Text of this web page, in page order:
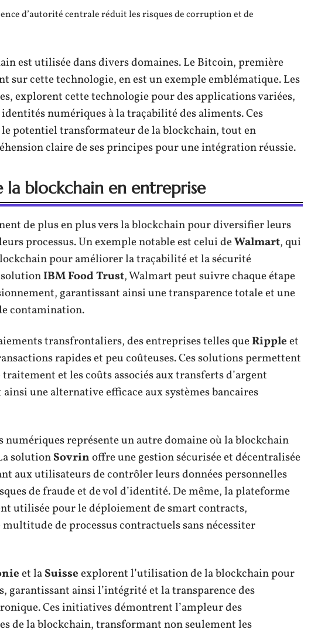
d’autorité centrale réduit les risques de corruption et de
est utilisée dans divers domaines. Le Bitcoin, première
sur cette technologie, en est un exemple emblématique. Les
explorent cette technologie pour des applications variées,
numériques à la traçabilité des aliments. Ces
potentiel transformateur de la blockchain, tout en
claire de ses principes pour une intégration réussie.
la blockchain en entreprise
de plus en plus vers la blockchain pour diversifier leurs
processus. Un exemple notable est celui deWalmart, qui
pour améliorer la traçabilité et la sécurité
IBM Food Trust, Walmart peut suivre chaque étape
garantissant ainsi une transparence totale et une
contamination.
transfrontaliers, des entreprises telles queRippleet
rapides et peu coûteuses. Ces solutions permettent
et les coûts associés aux transferts d’argent
une alternative efficace aux systèmes bancaires
numériques représente un autre domaine où la blockchain
solutionSovrinoffre une gestion sécurisée et décentralisée
aux utilisateurs de contrôler leurs données personnelles
de fraude et de vol d’identité. De même, la plateforme
utilisée pour le déploiement de smart contracts,
de processus contractuels sans nécessiter
et laSuisseexplorent l’utilisation de la blockchain pour
garantissant ainsi l’intégrité et la transparence des
Ces initiatives démontrent l’ampleur des
de la blockchain, transformant non seulement les